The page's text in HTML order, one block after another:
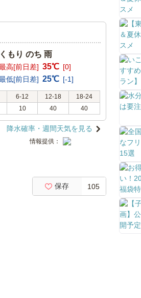
くもり のち 雨
高[前日差] 35℃ [0]
低[前日差] 25℃ [-1]
6-12 12-18
18-24
10 40 40
降水確率・週間天気を見る
情報提供：
保存 105